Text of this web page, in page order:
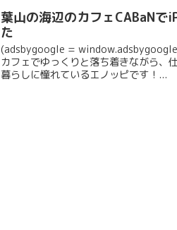
葉山の海辺のカフェCABaNで
た
(adsbygoogle =
カフェでゆっくりと落ち着きながら、
暮らしに憧れているエノッピです！...